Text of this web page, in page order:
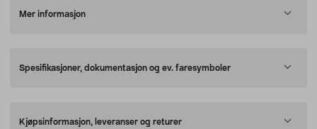
Mer informasjon
Spesifikasjoner, dokumentasjon og ev. faresymboler
Kjøpsinformasjon, leveranser og returer